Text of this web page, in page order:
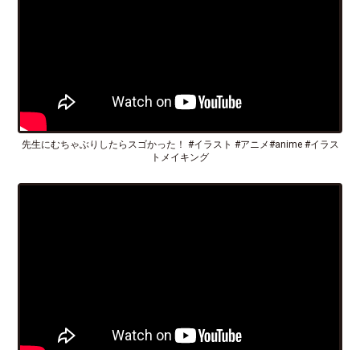
先生にむちゃぶりしたらスゴかった！ #イラスト #アニメ#anime #イラス
トメイキング